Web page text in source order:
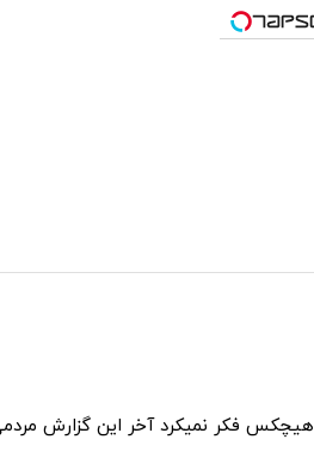
هیچکس فکر نمیکرد آخر این گزارش